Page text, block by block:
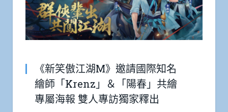
《新笑傲江湖M》邀請國際知名
繪師「Krenz」＆「陽春」共繪
專屬海報 雙人專訪獨家釋出